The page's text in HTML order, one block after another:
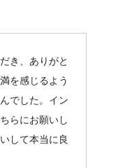
き、ありがと
を感じるよう
でした。イン
らにお願いし
して本当に良